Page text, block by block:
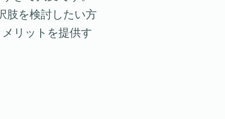
肢を検討したい方
リットを提供す